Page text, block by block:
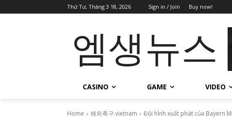
Thứ Tư, Tháng 3 18, 2026 Sign in / Join Buy now!
엠생뉴스
CASINO GAME VIDEO
Home 해외축구 vietnam Đội hình xuất phát của Bayern